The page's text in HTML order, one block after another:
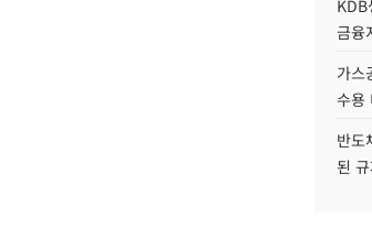
KDB
금융
가스
수용
반도
된